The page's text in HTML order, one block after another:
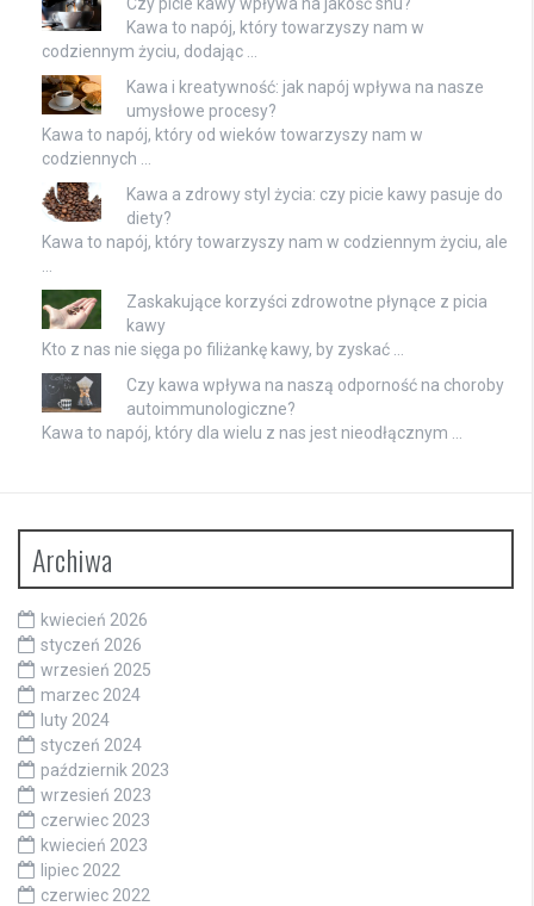
Kawa to napój, który towarzyszy nam w
codziennym życiu, dodając …
Kawa i kreatywność: jak napój wpływa na nasze
umysłowe procesy?
Kawa to napój, który od wieków towarzyszy nam w
codziennych …
Kawa a zdrowy styl życia: czy picie kawy pasuje do
diety?
Kawa to napój, który towarzyszy nam w codziennym życiu, ale
Zaskakujące korzyści zdrowotne płynące z picia
kawy
Kto z nas nie sięga po filiżankę kawy, by zyskać …
Czy kawa wpływa na naszą odporność na choroby
autoimmunologiczne?
Kawa to napój, który dla wielu z nas jest nieodłącznym …
Archiwa
kwiecień 2026
styczeń 2026
wrzesień 2025
marzec 2024
luty 2024
styczeń 2024
październik 2023
wrzesień 2023
czerwiec 2023
kwiecień 2023
lipiec 2022
czerwiec 2022